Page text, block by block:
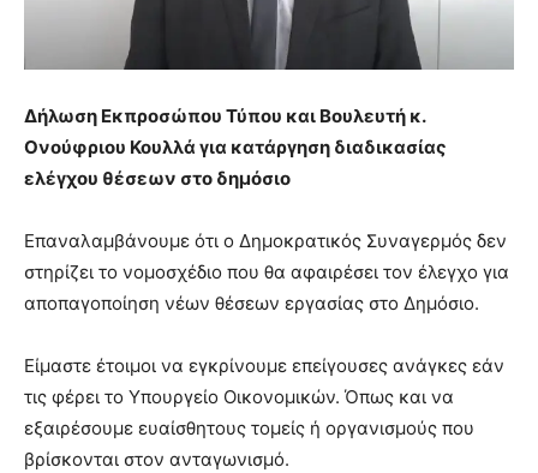
Δήλωση Εκπροσώπου Τύπου και Βουλευτή κ.
Ονούφριου Κουλλά για κατάργηση διαδικασίας
ελέγχου θέσεων στο δημόσιο
Επαναλαμβάνουμε ότι ο Δημοκρατικός Συναγερμός δεν
στηρίζει το νομοσχέδιο που θα αφαιρέσει τον έλεγχο για
αποπαγοποίηση νέων θέσεων εργασίας στο Δημόσιο.
Είμαστε έτοιμοι να εγκρίνουμε επείγουσες ανάγκες εάν
τις φέρει το Υπουργείο Οικονομικών. Όπως και να
εξαιρέσουμε ευαίσθητους τομείς ή οργανισμούς που
βρίσκονται στον ανταγωνισμό.